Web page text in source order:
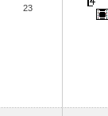
23